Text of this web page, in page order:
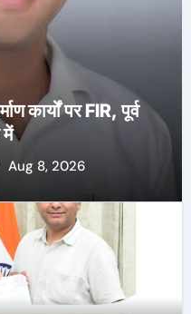
समेत 13 महिलाओं का
Aug 6, 2026